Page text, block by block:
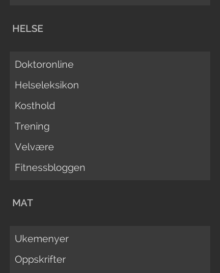
HELSE
Doktoronline
Helseleksikon
Kosthold
Trening
Velvære
Fitnessbloggen
MAT
Ukemenyer
Oppskrifter